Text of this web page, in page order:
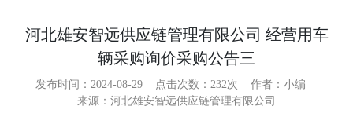
河北雄安智远供应链管理有限公司 经营用车
辆采购询价采购公告三
发布时间：2024-08-29 点击次数： 232次
作者：小编
来源：河北雄安智远供应链管理有限公司